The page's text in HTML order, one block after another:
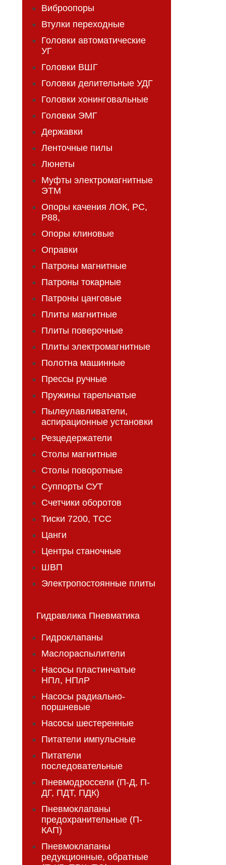
Виброопоры
Втулки переходные
Головки автоматические
УГ
Головки ВШГ
Головки делительные УДГ
Головки хонинговальные
Головки ЭМГ
Державки
Ленточные пилы
Люнеты
Муфты электромагнитные
ЭТМ
Опоры качения ЛОК, РС,
Р88,
Опоры клиновые
Оправки
Патроны магнитные
Патроны токарные
Патроны цанговые
Плиты магнитные
Плиты поверочные
Плиты электромагнитные
Полотна машинные
Прессы ручные
Пружины тарельчатые
Пылеулавливатели,
аспирационные установки
Резцедержатели
Столы магнитные
Столы поворотные
Суппорты СУТ
Счетчики оборотов
Тиски 7200, ТСС
Цанги
Центры станочные
ШВП
Электропостоянные плиты
Гидравлика Пневматика
Гидроклапаны
Маслораспылители
Насосы пластинчатые
НПл, НПлР
Насосы радиально-
поршневые
Насосы шестеренные
Питатели импульсные
Питатели
последовательные
Пневмодроссели (П-Д, П-
ДГ, ПДТ, ПДК)
Пневмоклапаны
предохранительные (П-
КАП)
Пневмоклапаны
редукционные, обратные